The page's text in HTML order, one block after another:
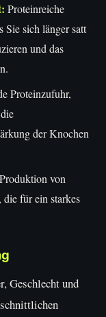
Proteinreiche
Sie sich länger satt
und das
Proteinzufuhr,
der Knochen
von
für ein starkes
Geschlecht und